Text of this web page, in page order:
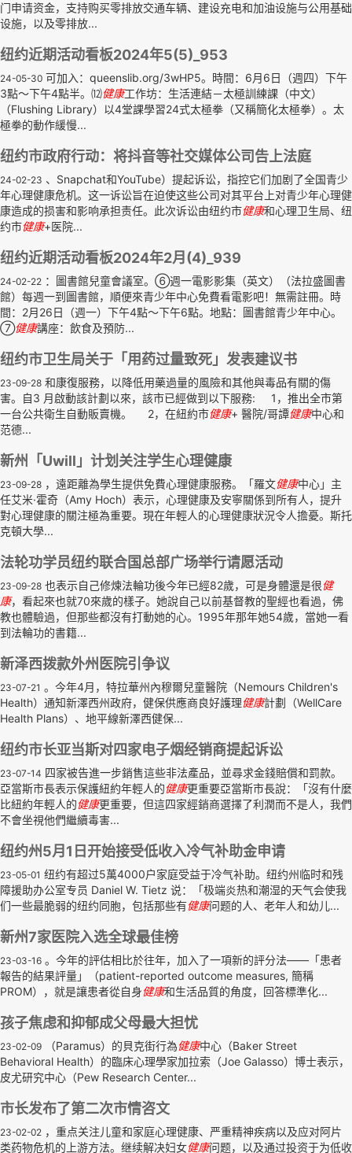
门申请资金，支持购买零排放交通车辆、建设充电和加油设施与公用基础
设施，以及零排放...
纽约近期活动看板2024年5(5)_953
24-05-30 可加入：queenslib.org/3wHP5。時間：6月6日（週四）下午
3點～下午4點半。⑿健康工作坊：生活連結－太極訓練課（中文）
（Flushing Library）以4堂課學習24式太極拳（又稱簡化太極拳）。太
極拳的動作緩慢...
纽约市政府行动：将抖音等社交媒体公司告上法庭
24-02-23 、Snapchat和YouTube）提起诉讼，指控它们加剧了全国青少
年心理健康危机。这一诉讼旨在迫使这些公司对其平台上对青少年心理健
康造成的损害和影响承担责任。此次诉讼由纽约市健康和心理卫生局、纽
约市健康+医院...
纽约近期活动看板2024年2月(4)_939
24-02-22 ：圖書館兒童會議室。⑥週一電影影集（英文）（法拉盛圖書
館）每週一到圖書館，順便來青少年中心免費看電影吧！無需註冊。時
間：2月26日（週一）下午4點～下午6點。地點：圖書館青少年中心。
⑦健康講座：飲食及預防...
纽约市卫生局关于「用药过量致死」发表建议书
23-09-28 和康復服務，以降低用藥過量的風險和其他與毒品有關的傷
害。自3 月啟動該計劃以來，該市已經做到以下服務: 1，推出全市第
一台公共衛生自動販賣機。 2，在紐約市健康+ 醫院/哥譚健康中心和
范德...
新州「Uwill」计划关注学生心理健康
23-09-28 ，遠距離為學生提供免費心理健康服務。「羅文健康中心」主
任艾米·霍奇（Amy Hoch）表示，心理健康及安寧關係到所有人，提升
對心理健康的關注極為重要。現在年輕人的心理健康狀況令人擔憂。斯托
克頓大學...
法轮功学员纽约联合国总部广场举行请愿活动
23-09-28 也表示自己修煉法輪功後今年已經82歲，可是身體還是很健
康，看起來也就70來歲的樣子。她說自己以前基督教的聖經也看過，佛
教也體驗過，但那些都沒有打動她的心。1995年那年她54歲，當她一看
到法輪功的書籍...
新泽西拨款外州医院引争议
23-07-21 。今年4月，特拉華州內穆爾兒童醫院（Nemours Children's
Health）通知新澤西州政府，健保供應商良好護理健康計劃（WellCare
Health Plans）、地平線新澤西健保...
纽约市长亚当斯对四家电子烟经销商提起诉讼
23-07-14 四家被告進一步銷售這些非法產品，並尋求金錢賠償和罰款。
亞當斯市長表示保護紐約年輕人的健康更重要亞當斯市長說：「沒有什麼
比紐約年輕人的健康更重要，但這四家經銷商選擇了利潤而不是人，我們
不會坐視他們繼續毒害...
纽约州5月1日开始接受低收入冷气补助金申请
23-05-01 纽约有超过5萬4000户家庭受益于冷气补助。纽约州临时和残
障援助办公室专员 Daniel W. Tietz 说：「极端炎热和潮湿的天气会使我
们一些最脆弱的纽约同胞，包括那些有健康问题的人、老年人和幼儿...
新州7家医院入选全球最佳榜
23-03-16 。今年的評估相比於往年，加入了一項新的評分法——「患者
報告的結果評量」（patient-reported outcome measures, 簡稱
PROM），就是讓患者從自身健康和生活品質的角度，回答標準化...
孩子焦虑和抑郁成父母最大担忧
23-02-09 （Paramus）的貝克街行為健康中心（Baker Street
Behavioral Health）的臨床心理學家加拉索（Joe Galasso）博士表示，
皮尤研究中心（Pew Research Center...
市长发布了第二次市情咨文
23-02-02 ，重点关注儿童和家庭心理健康、严重精神疾病以及应对阿片
类药物危机的上游方法。继续解决妇女健康问题，以及通过投资于为低收